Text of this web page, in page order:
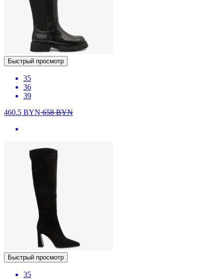
Быстрый просмотр
35
36
39
460.5 BYN658BYN
Быстрый просмотр
35